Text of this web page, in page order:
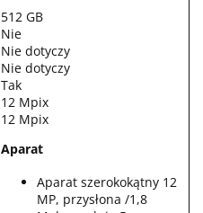
512 GB
Nie
Nie dotyczy
Nie dotyczy
Tak
12 Mpix
12 Mpix
Aparat
Aparat szerokokątny 12
MP, przysłona /1,8